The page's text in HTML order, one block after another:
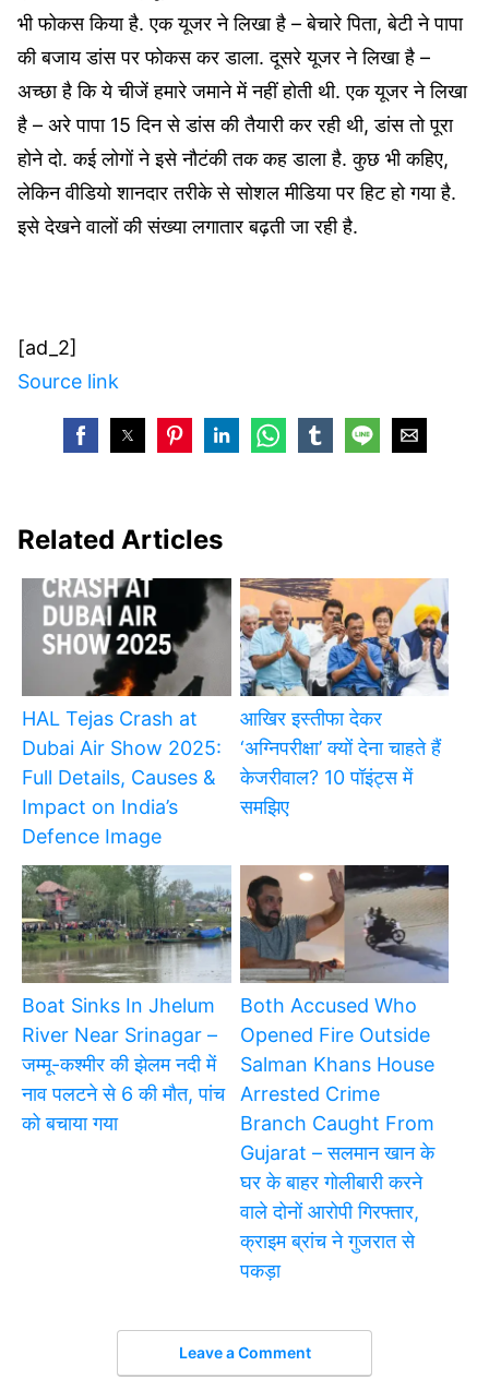
भी फोकस किया है. एक यूजर ने लिखा है – बेचारे पिता, बेटी ने पापा
की बजाय डांस पर फोकस कर डाला. दूसरे यूजर ने लिखा है –
अच्छा है कि ये चीजें हमारे जमाने में नहीं होती थी. एक यूजर ने लिखा
है – अरे पापा 15 दिन से डांस की तैयारी कर रही थी, डांस तो पूरा
होने दो. कई लोगों ने इसे नौटंकी तक कह डाला है. कुछ भी कहिए,
लेकिन वीडियो शानदार तरीके से सोशल मीडिया पर हिट हो गया है.
इसे देखने वालों की संख्या लगातार बढ़ती जा रही है.
[ad_2]
Source link
Related Articles
HAL Tejas Crash at
Dubai Air Show 2025:
Full Details, Causes &
Impact on India’s
Defence Image
आखिर इस्तीफा देकर
‘अग्निपरीक्षा’ क्यों देना चाहते हैं
केजरीवाल? 10 पॉइंट्स में
समझिए
Boat Sinks In Jhelum
River Near Srinagar –
जम्मू-कश्मीर की झेलम नदी में
नाव पलटने से 6 की मौत, पांच
को बचाया गया
Both Accused Who
Opened Fire Outside
Salman Khans House
Arrested Crime
Branch Caught From
Gujarat – सलमान खान के
घर के बाहर गोलीबारी करने
वाले दोनों आरोपी गिरफ्तार,
क्राइम ब्रांच ने गुजरात से
पकड़ा
Leave a Comment